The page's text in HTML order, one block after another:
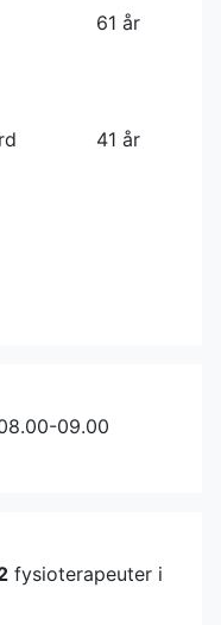
61 år
41 år
09.00
fysioterapeuter i